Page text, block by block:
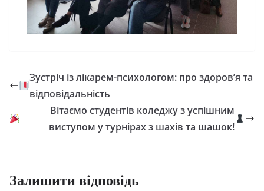
Зустріч із лікарем-психологом: про здоров’я та
відповідальність
Вітаємо студентів коледжу з успішним
виступом у турнірах з шахів та шашок!
Залишити відповідь